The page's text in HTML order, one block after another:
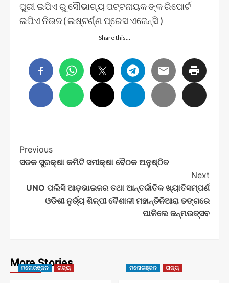
ପୁରୀ ଇପିଏ ରୁ ସୌଭାଗ୍ୟ ପଟ୍ଟନାୟକ ଙ୍କ ରିପୋର୍ଟ
ଇପିଏ ନିଉଜ ( ଇଷ୍ଟର୍ଣ୍ଣ ପ୍ରେସ ଏଜେନ୍ସି )
Share this…
Post
Navigation
Previous
ସଡକ ସୁରକ୍ଷା କମିଟି ସମୀକ୍ଷା ବୈଠକ ଅନୁଷ୍ଠିତ
Next
UNO ପଲିସି ଆଡ଼ଭାଇଜର ତଥା ଆନ୍ତର୍ଜାତିକ ଖ୍ୟାତିସମ୍ପର୍ଣ
ଓଡିଶୀ ନୁର୍ତ୍ୟ ଶିଳ୍ପୀ ବୈଶାଳୀ ମହାନ୍ତିନିଆରା ଢଙ୍ଗରେ
ପାଳିଲେ ଜନ୍ମଉତ୍ସବ
More Stories
ମନୋରଞ୍ଜନ ରାଜ୍ୟ ମନୋରଞ୍ଜନ ରାଜ୍ୟ